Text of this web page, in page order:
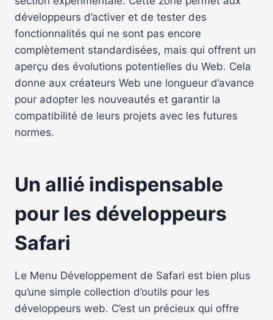
développeurs d’activer et de tester des
fonctionnalités qui ne sont pas encore
complètement standardisées, mais qui offrent un
aperçu des évolutions potentielles du Web. Cela
donne aux créateurs Web une longueur d’avance
pour adopter les nouveautés et garantir la
compatibilité de leurs projets avec les futures
normes.
Un allié indispensable
pour les développeurs
Safari
Le Menu Développement de Safari est bien plus
qu’une simple collection d’outils pour les
développeurs web. C’est un précieux qui offre